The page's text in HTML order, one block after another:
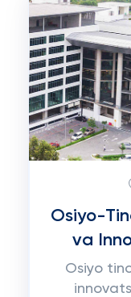
Osiyo-
va
Osiyo